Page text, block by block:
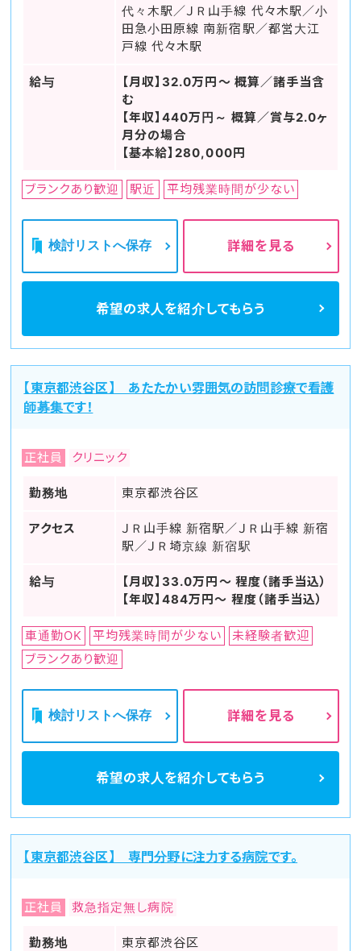
代々木駅／ＪＲ山手線 代々木駅／小
田急小田原線 南新宿駅／都営大江
戸線 代々木駅
給与
【月収】32.0万円～ 概算／諸手当含
む
【年収】440万円～ 概算／賞与2.0ヶ
月分の場合
【基本給】280,000円
ブランクあり歓迎 駅近 平均残業時間が少ない
検討リストへ保存 詳細を見る
希望の求人を紹介してもらう
【東京都渋谷区】 あたたかい雰囲気の訪問診療で看護
師募集です！
正社員 クリニック
勤務地 東京都渋谷区
アクセス
ＪＲ山手線 新宿駅／ＪＲ山手線 新宿
駅／ＪＲ埼京線 新宿駅
給与
【月収】33.0万円～ 程度（諸手当込）
【年収】484万円～ 程度（諸手当込）
車通勤OK 平均残業時間が少ない
未経験者歓迎
ブランクあり歓迎
検討リストへ保存 詳細を見る
希望の求人を紹介してもらう
【東京都渋谷区】 専門分野に注力する病院です。
正社員 救急指定無し病院
勤務地 東京都渋谷区